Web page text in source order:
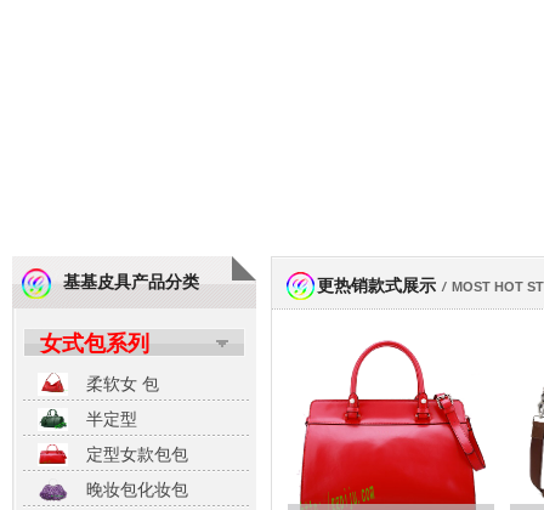
基基皮具产品分类
女式包系列
柔软女 包
半定型
定型女款包包
晚妆包化妆包
更热销款式展示 / MOST HOT